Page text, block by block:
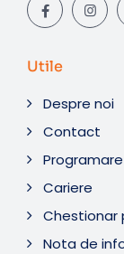
Utile
Despre noi
Contact
Programare
Cariere
Chestionar
Nota de